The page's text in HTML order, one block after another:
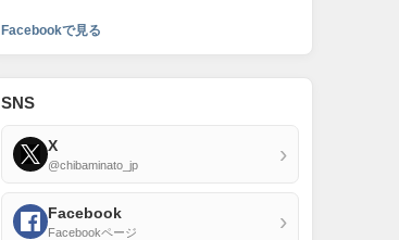
Facebookで見る
SNS
X
@chibaminato_jp ›
Facebook
Facebookページ ›